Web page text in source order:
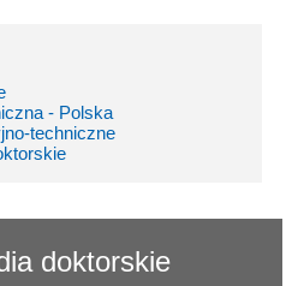
- Polska
techniczne
doktorskie